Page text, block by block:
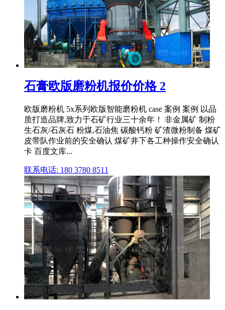
石膏欧版磨粉机报价价格 2
欧版磨粉机 5x系列欧版智能磨粉机 case 案例 案例 以品
质打造品牌,致力于石矿行业三十余年！ 非金属矿 制粉
生石灰/石灰石 粉煤,石油焦 碳酸钙粉 矿渣微粉制备 煤矿
皮带队作业前的安全确认 煤矿井下各工种操作安全确认
卡 百度文库...
联系电话: 180 3780 8511